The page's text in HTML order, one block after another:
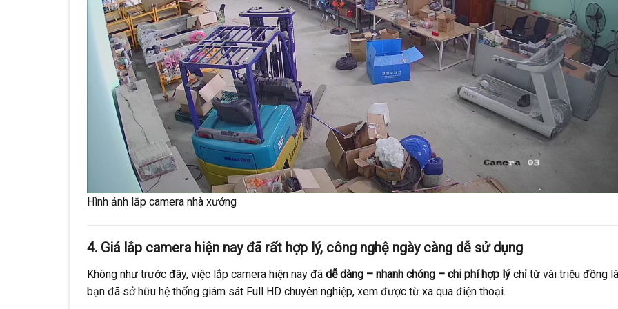
Hình ảnh lắp camera nhà xưởng
4. Giá lắp camera hiện nay đã rất hợp lý, công nghệ ngày càng dễ sử dụng
Không như trước đây, việc lắp camera hiện nay đã dễ dàng – nhanh chóng – chi phí hợp lý chỉ từ vài triệu đồng là
bạn đã sở hữu hệ thống giám sát Full HD chuyên nghiệp, xem được từ xa qua điện thoại.